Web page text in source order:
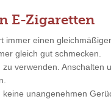
E-Zigaretten
immer einen
gleich gut schmecken.
verwenden.
unangenehmen